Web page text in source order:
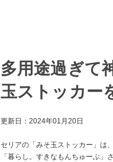
多用途過ぎて
玉ストッカー
更新日： 2024年01月20日
セリアの「みそ玉ストッカー」は
「暮らし。すきなもんちゅーぶ